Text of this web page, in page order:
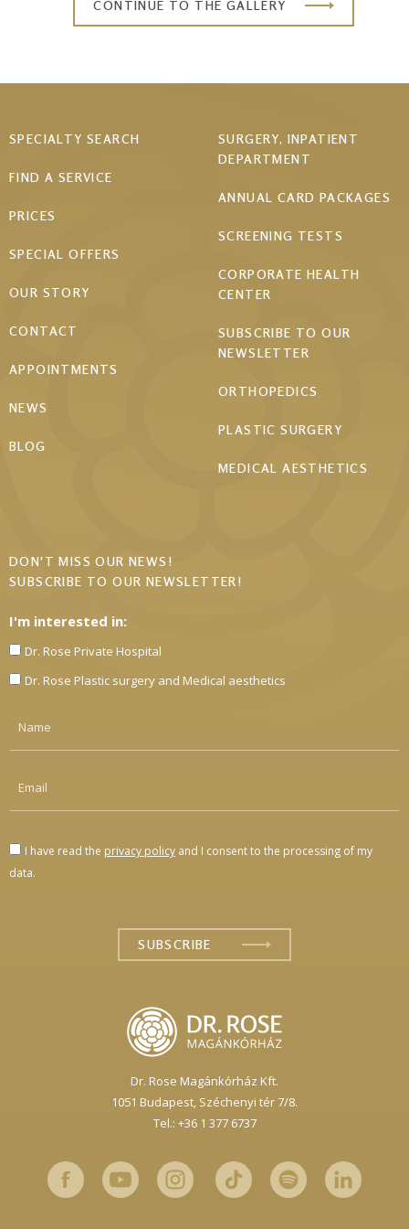
CONTINUE TO THE GALLERY
Dr. Rose Magánkórház Kft.
1051 Budapest,Széchenyi tér 7/8.
Tel.: +36 1 377 6737
Footer
SPECIALTY SEARCH
FIND A SERVICE
PRICES
SPECIAL OFFERS
OUR STORY
CONTACT
APPOINTMENTS
NEWS
BLOG
SURGERY, INPATIENT
DEPARTMENT
ANNUAL CARD PACKAGES
SCREENING TESTS
CORPORATE HEALTH
CENTER
SUBSCRIBE TO OUR
NEWSLETTER
ORTHOPEDICS
PLASTIC SURGERY
MEDICAL AESTHETICS
DON'T MISS OUR NEWS!
SUBSCRIBE TO OUR NEWSLETTER!
I'm interested in:
Dr. Rose Private Hospital
Dr. Rose Plastic surgery and Medical aesthetics
I have read the privacy policy and I consent to the processing of my
data.